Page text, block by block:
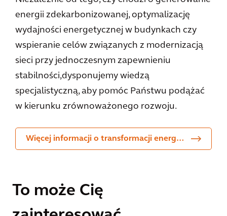
energii zdekarbonizowanej, optymalizację
wydajności energetycznej w budynkach czy
wspieranie celów związanych z modernizacją
sieci przy jednoczesnym zapewnieniu
stabilności,dysponujemy wiedzą
specjalistyczną, aby pomóc Państwu podążać
w kierunku zrównoważonego rozwoju.
Więcej informacji o transformacji energetycznej
To może Cię